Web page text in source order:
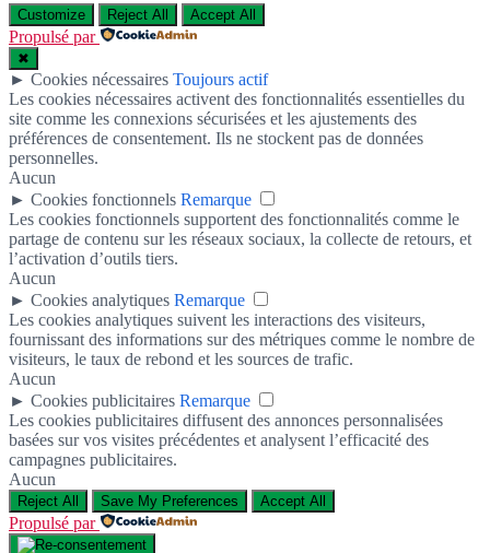
Customize Reject All Accept All
Propulsé par
✖
► Cookies nécessaires Toujours actif
Les cookies nécessaires activent des fonctionnalités essentielles du
site comme les connexions sécurisées et les ajustements des
préférences de consentement. Ils ne stockent pas de données
personnelles.
Aucun
► Cookies fonctionnels Remarque
Les cookies fonctionnels supportent des fonctionnalités comme le
partage de contenu sur les réseaux sociaux, la collecte de retours, et
l’activation d’outils tiers.
Aucun
► Cookies analytiques Remarque
Les cookies analytiques suivent les interactions des visiteurs,
fournissant des informations sur des métriques comme le nombre de
visiteurs, le taux de rebond et les sources de trafic.
Aucun
► Cookies publicitaires Remarque
Les cookies publicitaires diffusent des annonces personnalisées
basées sur vos visites précédentes et analysent l’efficacité des
campagnes publicitaires.
Aucun
Reject All Save My Preferences Accept All
Propulsé par